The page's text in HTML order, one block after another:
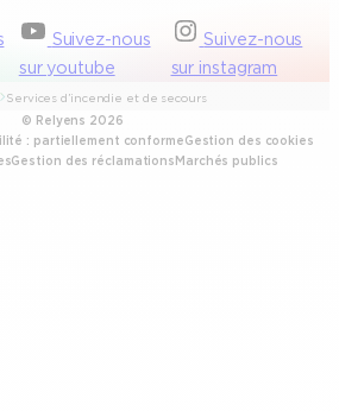
Suivez-nous
sur youtube
Suivez-nous
sur instagram
Services d’incendie et de secours
© Relyens 2026
: partiellement conformeGestion des cookies
Gestion des réclamationsMarchés publics